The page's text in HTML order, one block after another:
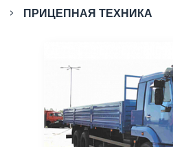
ПРИЦЕПНАЯ ТЕХНИКА